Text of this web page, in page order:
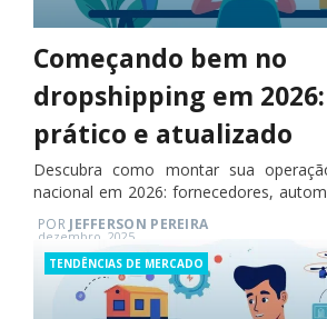
Começando bem no
dropshipping em
prático e atualizado
Descubra como montar sua
nacional em 2026: fornecedores,
marketing digital.
PORJEFFERSON PEREIRA
Posted
on
dezembro, 2025
Categories
TENDÊNCIAS DE MERCADO